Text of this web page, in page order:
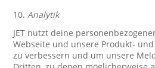
10.Analytik
JET nutzt deine
Webseite und unsere Produkt-
zu verbessern und um unsere